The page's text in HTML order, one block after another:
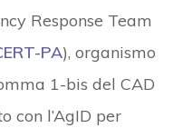
Response Team
PA), organismo
1-bis del CAD
con l’AgID per